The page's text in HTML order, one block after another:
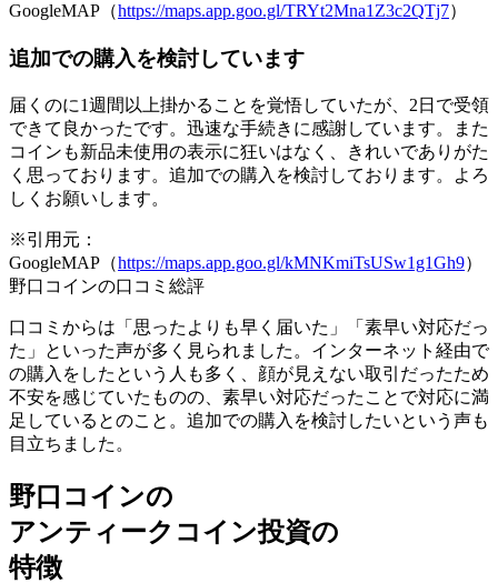
GoogleMAP（https://maps.app.goo.gl/TRYt2Mna1Z3c2QTj7）
追加での購入を検討しています
届くのに1週間以上掛かることを覚悟していたが、2日で受領
できて良かったです。迅速な手続きに感謝しています。また
コインも新品未使用の表示に狂いはなく、きれいでありがた
く思っております。追加での購入を検討しております。よろ
しくお願いします。
※引用元：
GoogleMAP（https://maps.app.goo.gl/kMNKmiTsUSw1g1Gh9）
野口コインの口コミ総評
口コミからは「思ったよりも早く届いた」「素早い対応だっ
た」といった声が多く見られました。インターネット経由で
の購入をしたという人も多く、顔が見えない取引だったため
不安を感じていたものの、 素早い対応だったことで対応に満
足している とのこと。追加での購入を検討したいという声も
目立ちました。
野口コインの
アンティークコイン投資の
特徴